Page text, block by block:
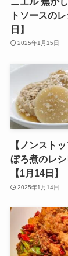
トソースの
日】
2025年1月15日
【ノンスト
ぼろ煮のレ
【1月14日】
2025年1月14日